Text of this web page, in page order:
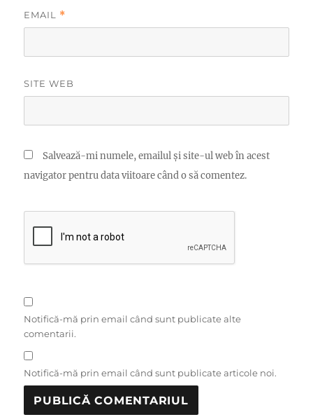
EMAIL *
SITE WEB
Salvează-mi numele, emailul și site-ul web în acest
navigator pentru data viitoare când o să comentez.
Notifică-mă prin email când sunt publicate alte
comentarii.
Notifică-mă prin email când sunt publicate articole noi.